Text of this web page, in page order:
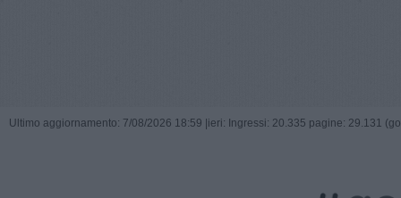
Ultimo aggiornamento: 7/08/2026 18:59 | ieri: Ingressi: 20.335 pagine: 29.131